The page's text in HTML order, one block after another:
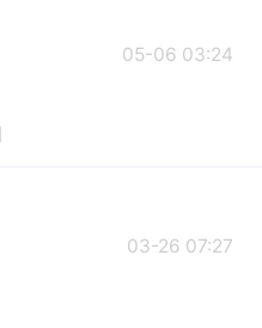
05-06 03:24
03-26 07:27